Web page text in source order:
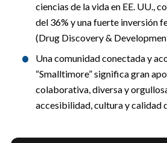
ciencias de la vida en EE. UU.,
del 36% y una fuerte inversión
(Drug Discovery &
Una comunidad conectada y
“Smalltimore” significa gran
colaborativa, diversa y
accesibilidad, cultura y calidad